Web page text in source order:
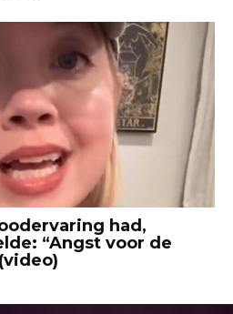
had,
“Angst voor de